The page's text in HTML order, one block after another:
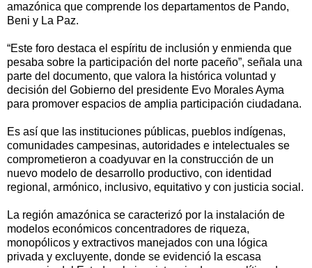
amazónica que comprende los departamentos de Pando,
Beni y La Paz.
“Este foro destaca el espíritu de inclusión y enmienda que
pesaba sobre la participación del norte paceño”, señala una
parte del documento, que valora la histórica voluntad y
decisión del Gobierno del presidente Evo Morales Ayma
para promover espacios de amplia participación ciudadana.
Es así que las instituciones públicas, pueblos indígenas,
comunidades campesinas, autoridades e intelectuales se
comprometieron a coadyuvar en la construcción de un
nuevo modelo de desarrollo productivo, con identidad
regional, armónico, inclusivo, equitativo y con justicia social.
La región amazónica se caracterizó por la instalación de
modelos económicos concentradores de riqueza,
monopólicos y extractivos manejados con una lógica
privada y excluyente, donde se evidenció la escasa